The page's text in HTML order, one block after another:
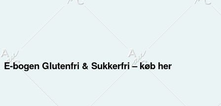
E-bogen Glutenfri & Sukkerfri – køb her